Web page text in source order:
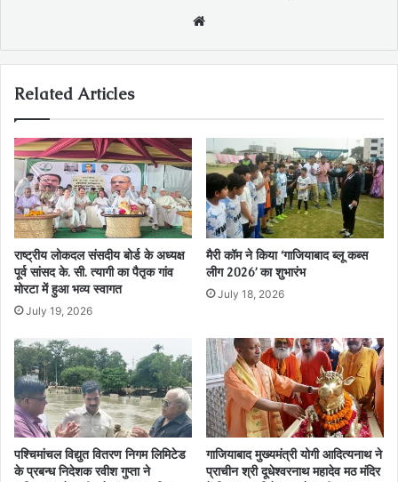
Related Articles
राष्ट्रीय लोकदल संसदीय बोर्ड के अध्यक्ष
पूर्व सांसद के. सी. त्यागी का पैतृक गांव
मोरटा में हुआ भव्य स्वागत
July 19, 2026
मैरी कॉम ने किया ‘गाजियाबाद ब्लू कब्स
लीग 2026’ का शुभारंभ
July 18, 2026
पश्चिमांचल विद्युत वितरण निगम लिमिटेड
के प्रबन्ध निदेशक रवीश गुप्ता ने
गाजियाबाद मुख्यमंत्री योगी आदित्यनाथ ने
प्राचीन श्री दूधेश्वरनाथ महादेव मठ मंदिर